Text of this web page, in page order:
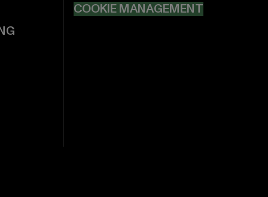
COOKIE MANAGEMENT